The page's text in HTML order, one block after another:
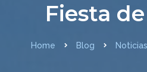
Fiesta
Home Blog Noticias